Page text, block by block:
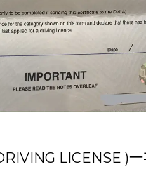
LICENSE )